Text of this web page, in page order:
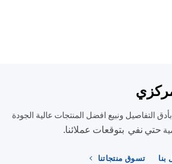
التفاصيل ونبيع افضل المنتجات عالية الجودة
حتي نفي بتوقعات عملائنا.
بنا تسوق منتجاتنا